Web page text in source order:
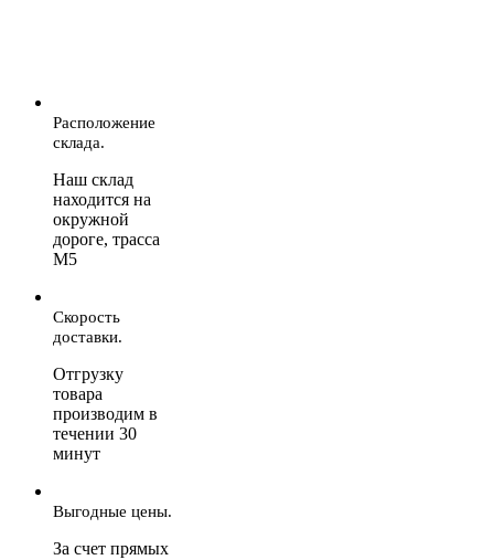
Расположение
склада.
Наш склад
находится на
окружной
дороге, трасса
М5
Скорость
доставки.
Отгрузку
товара
производим в
течении 30
минут
Выгодные цены.
За счет прямых